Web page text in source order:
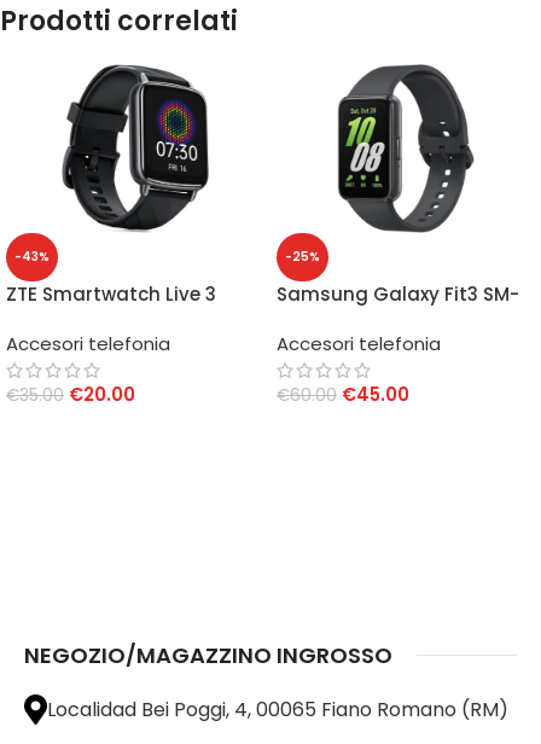
Prodotti correlati
-43%
ZTE Smartwatch Live 3
Accesori telefonia
€35.00 €20.00
-25%
Samsung Galaxy Fit3 SM-
Accesori telefonia
€60.00 €45.00
NEGOZIO/MAGAZZINO INGROSSO
Localidad Bei Poggi, 4, 00065 Fiano Romano (RM)